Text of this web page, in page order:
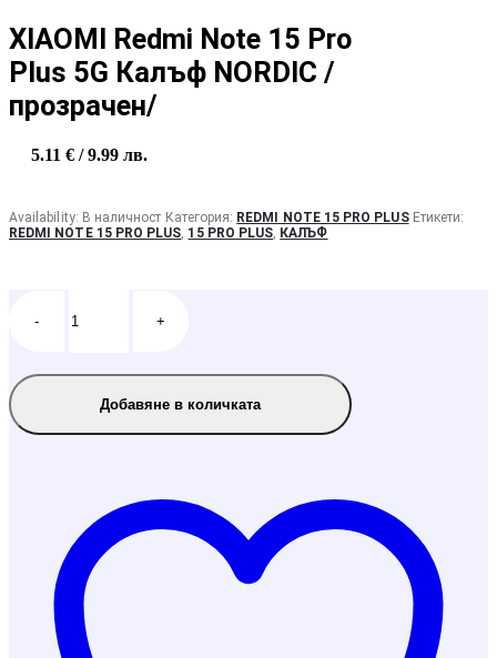
XIAOMI Redmi Note 15 Pro
Plus 5G Калъф NORDIC /
прозрачен/
5.11 € / 9.99 лв.
Availability: В наличност Категория: REDMI NOTE 15 PRO PLUS Етикети:
REDMI NOTE 15 PRO PLUS, 15 PRO PLUS, КАЛЪФ
- +
Добавяне в количката